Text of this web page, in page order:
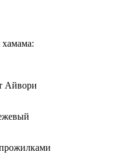
Айвори